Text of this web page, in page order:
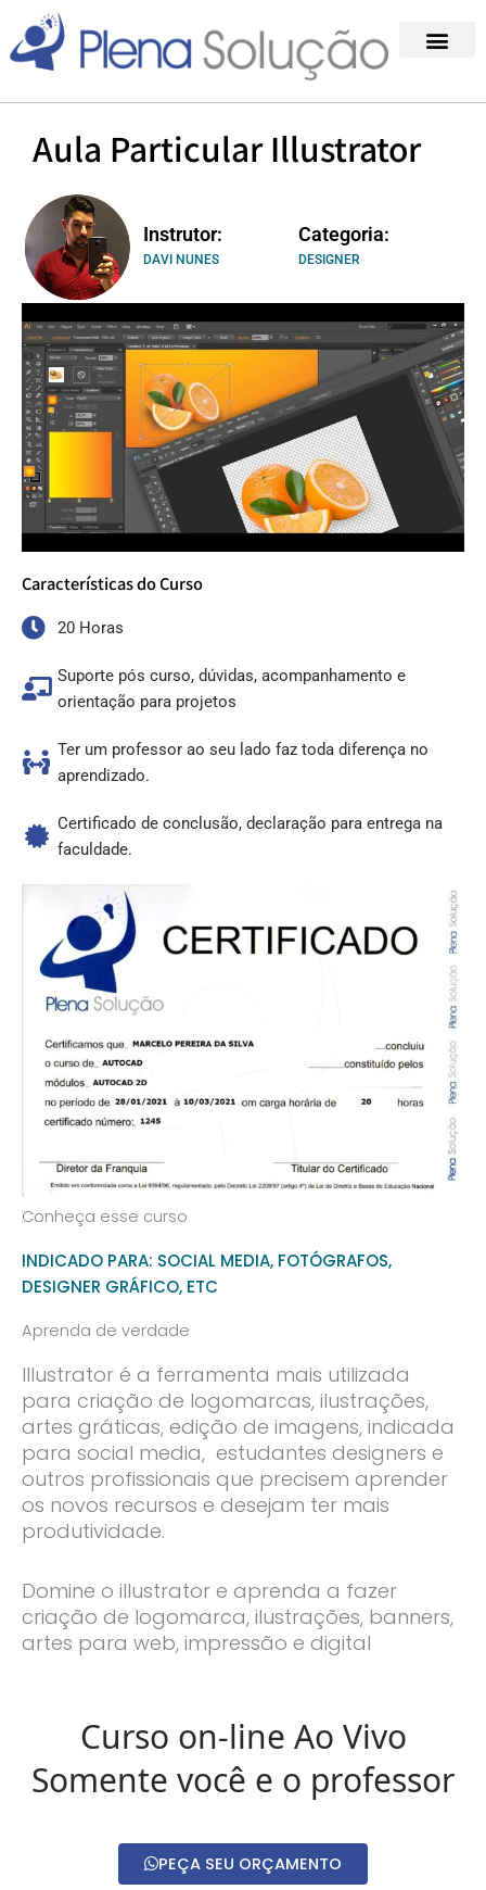
para
Aula Particular Illustrator
Instrutor:
DAVI NUNES
Categoria:
DESIGNER
Características do Curso
20 Horas
Suporte pós curso, dúvidas, acompanhamento e
orientação para projetos
Ter um professor ao seu lado faz toda diferença no
aprendizado.
Certificado de conclusão, declaração para entrega na
faculdade.
Conheça esse curso
INDICADO PARA: SOCIAL MEDIA, FOTÓGRAFOS,
DESIGNER GRÁFICO, ETC
Aprenda de verdade
Illustrator é a ferramenta mais utilizada
para criação de logomarcas, ilustrações,
artes gráticas, edição de imagens, indicada
para social media, estudantes designers e
outros profissionais que precisem aprender
os novos recursos e desejam ter mais
produtividade.
Domine o illustrator e aprenda a fazer
criação de logomarca, ilustrações, banners,
artes para web, impressão e digital
Curso on-line Ao Vivo
Somente você e o professor
PEÇA SEU ORÇAMENTO